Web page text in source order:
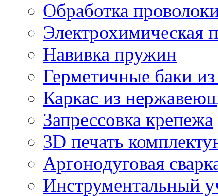
Обработка
Электрохимическая
Навивка пружин
Герметичные баки
Каркас из
Запрессовка крепежа
3D печать
Аргонодуговая
Инструментальный